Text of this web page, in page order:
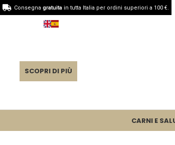
SCOPRI DI PIÙ
CARNI E
Consegna gratuitain tutta Italia per ordini superiori a 100 €.